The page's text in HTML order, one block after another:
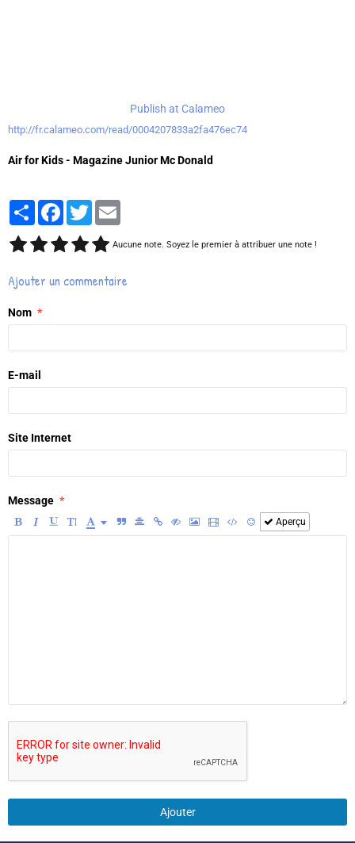
Publish at Calameo
http://fr.calameo.com/read/0004207833a2fa476ec74
Air for Kids - Magazine Junior Mc Donald
PartagerFacebook
Twitter
Aucune note. Soyez le premier à attribuer une note !
Ajouter un commentaire
Nom
E-mail
Site Internet
Message
Aperçu
Ajouter